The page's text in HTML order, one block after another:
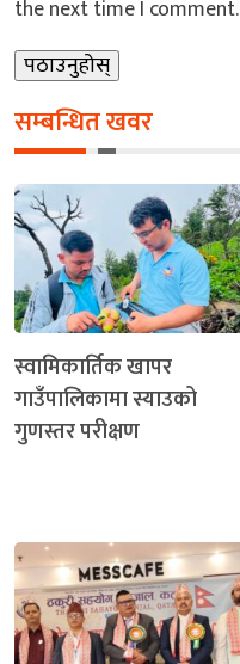
the next time I comment.
सम्बन्धित खवर
स्वामिकार्तिक खापर
गाउँपालिकामा स्याउको
गुणस्तर परीक्षण